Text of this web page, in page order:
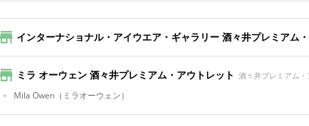
インターナショナル・アイウエア・ギャラリー 酒々井プレミアム
ミラ オーウェン 酒々井プレミアム・アウトレット 酒々井プレミアム
Mila Owen （ミラオーウェン）